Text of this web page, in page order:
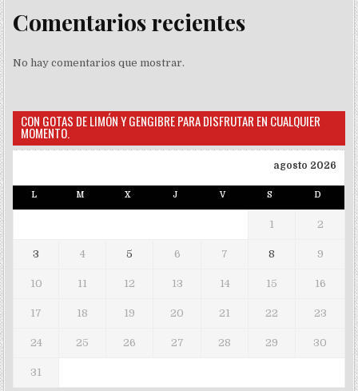
Comentarios recientes
No hay comentarios que mostrar.
CON GOTAS DE LIMÓN Y GENGIBRE PARA DISFRUTAR EN CUALQUIER
MOMENTO.
agosto 2026
L M X J V S D
1 2
3 4 5 6 7 8 9
10 11 12 13 14 15 16
17 18 19 20 21 22 23
24 25 26 27 28 29 30
31